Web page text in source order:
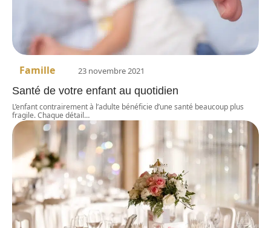
Famille 23 novembre 2021
Santé de votre enfant au quotidien
L’enfant contrairement à l’adulte bénéficie d’une santé beaucoup plus
fragile. Chaque détail…